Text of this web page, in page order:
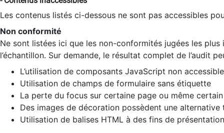
Les contenus listés ci-dessous ne sont pas accessibles
Non conformité
Ne sont listées ici que les non-conformités jugées les
l’échantillon. Sur demande, le résultat complet de l’audit
L’utilisation de composants JavaScript non
Utilisation de champs de formulaire sans étiquette
La perte du focus sur certaine page ou même
Des images de décoration possèdent une alternative
Utilisation de balises HTML à des fins de